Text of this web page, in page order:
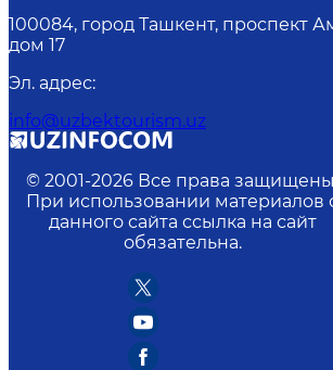
100084, город Ташкент, проспект
дом 17
Эл. адрес:
info@uzbektourism.uz
© 2001-2026 Все права
При использовании материалов
данного сайта ссылка на сайт
обязательна.